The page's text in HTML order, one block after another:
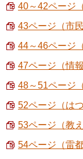
40～42ページ
43ページ（市
44～46ページ
47ページ（情
48～51ページ
52ページ（は
53ページ（教
54ページ（雷